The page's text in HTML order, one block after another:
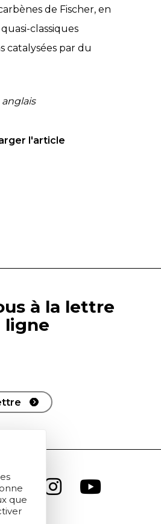
de Fischer, en
classiques
catalysées par du
l'article
à la lettre
ligne
que